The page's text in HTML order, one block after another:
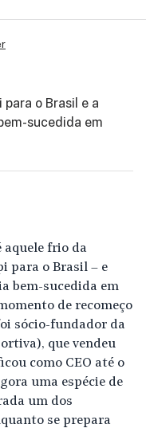
o Brasil e a
sucedida em
aquele frio da
para o Brasil – e
bem-sucedida em
de recomeço
sócio-fundador da
que vendeu
como CEO até o
uma espécie de
um dos
se prepara